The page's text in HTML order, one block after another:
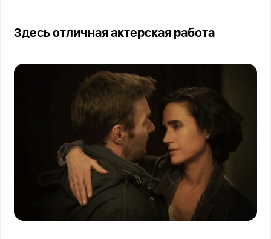
Здесь отличная актерская работа